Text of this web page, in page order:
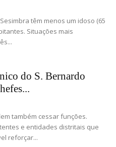
têm menos um idoso (65
Situações mais
do S. Bernardo
também cessar funções.
e entidades distritais que
reforçar...